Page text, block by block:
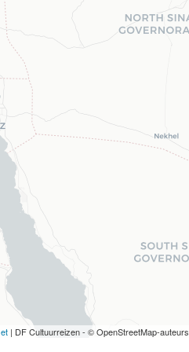
| DF Cultuurreizen - © OpenStreetMap-auteurs